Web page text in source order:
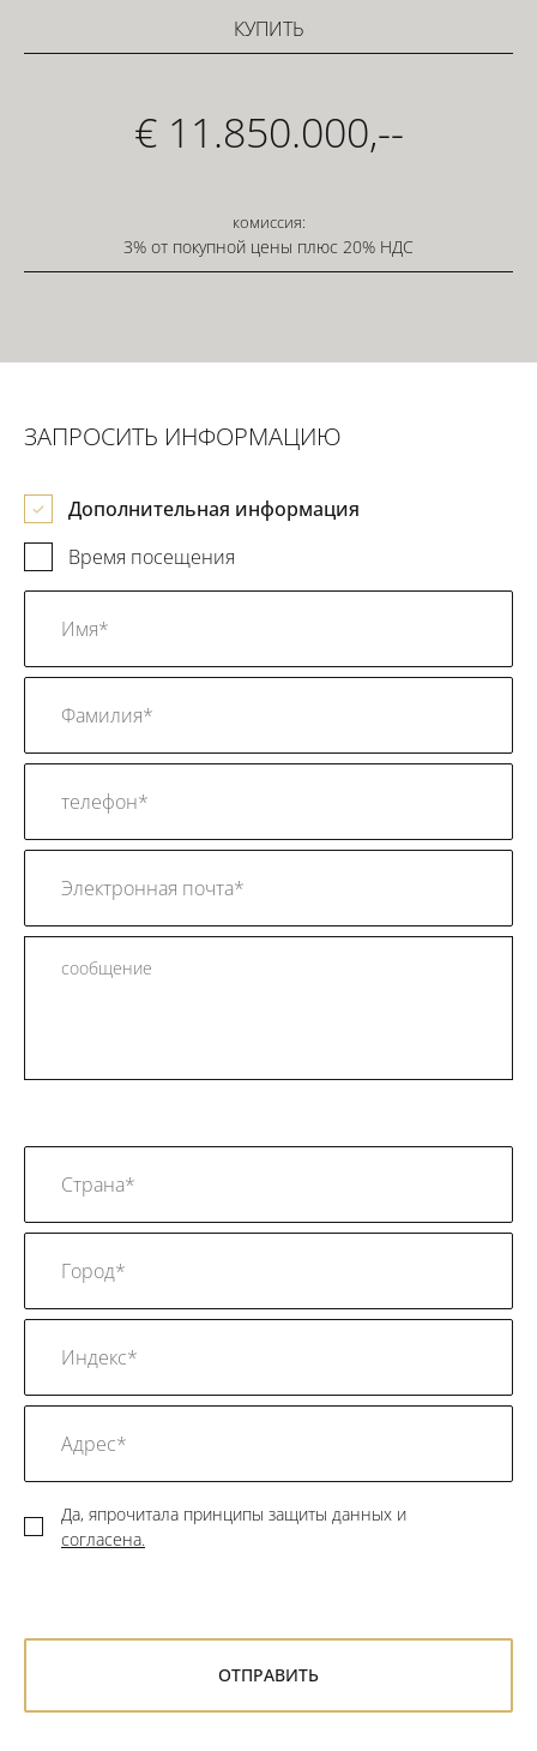
КУПИТЬ
комиссия:
3% от покупной цены плюс 20% НДС
€ 11.850.000,--
ЗАПРОСИТЬ ИНФОРМАЦИЮ
Дополнительная информация
Время посещения
Да, япрочитала принципы защиты данных и
согласена.